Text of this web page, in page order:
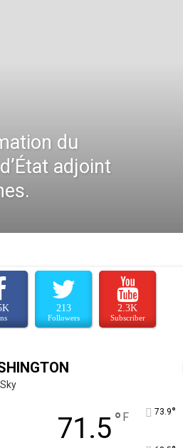
du
adjoint
213
Followers
2.3K
Subscriber
71.5° F 73.9°